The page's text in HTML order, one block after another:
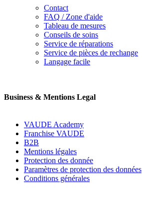
Contact
FAQ / Zone d'aide
Tableau de mesures
Conseils de soins
Service de réparations
Service de pièces de rechange
Langage facile
Business & Mentions Legal
VAUDE Academy
Franchise VAUDE
B2B
Mentions légales
Protection des donnée
Paramètres de protection des données
Conditions générales